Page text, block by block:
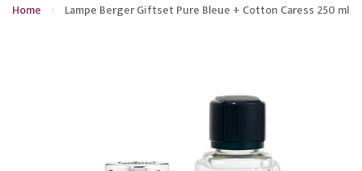
Home Lampe Berger Giftset Pure Bleue + Cotton Caress 250 ml